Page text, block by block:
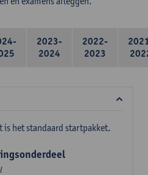
2023-
2024
2022-
2023
is het standaard startpakket.